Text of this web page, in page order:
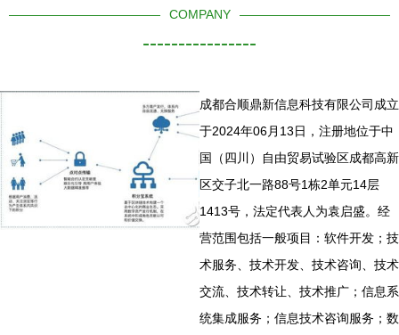
COMPANY
----------------
成都合顺鼎新信息科技有限公司成立
于2024年06月13日，注册地位于中
国（四川）自由贸易试验区成都高新
区交子北一路88号1栋2单元14层
1413号，法定代表人为袁启盛。经
营范围包括一般项目：软件开发；技
术服务、技术开发、技术咨询、技术
交流、技术转让、技术推广；信息系
统集成服务；信息技术咨询服务；数